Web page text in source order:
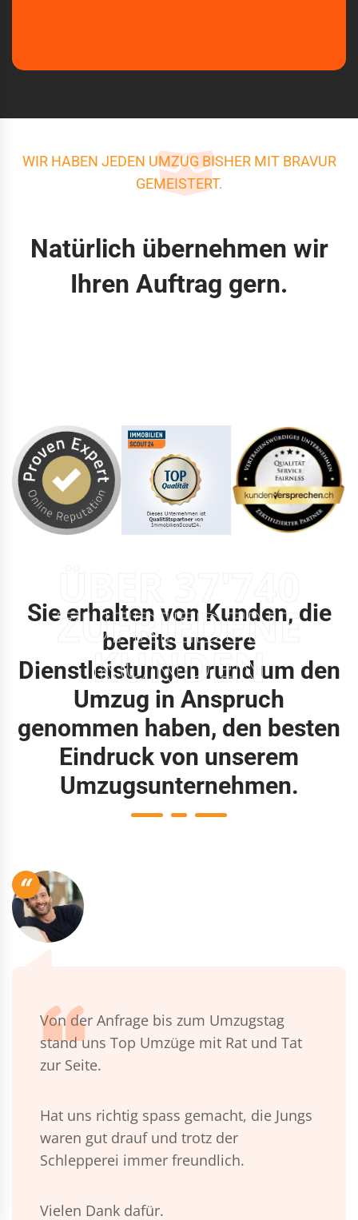
WIR HABEN JEDEN UMZUG BISHER MIT BRAVUR
GEMEISTERT.
Natürlich übernehmen wir
Ihren Auftrag gern.
ZUFRIEDENE
KUNDEN
Sie erhalten von Kunden, die
bereits unsere
Dienstleistungen rund um den
Umzug in Anspruch
genommen haben, den besten
Eindruck von unserem
Umzugsunternehmen.
“
Von der Anfrage bis zum Umzugstag
stand uns Top Umzüge mit Rat und Tat
zur Seite.
Hat uns richtig spass gemacht, die Jungs
waren gut drauf und trotz der
Schlepperei immer freundlich.
Vielen Dank dafür.